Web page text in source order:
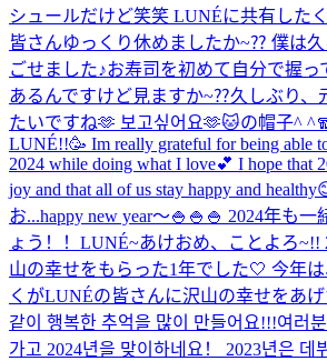
シュールだけど笑笑 LUNÉに共有した
皆さんゆっくり休めましたか~⁇ 僕は
ごせました♪お寿司を初めて自分で握
あるんですけど見ますか~⁇久しぶり、
たいですね🫶 보고싶어요🫶🐱の帽子^ ^
LUNÉ!!🥳 Im really grateful for being able
2024 while doing what I love💕 I hope that
joy and that all of us stay happy and
お...happy new year〜🍚🍚🍚 2024年も
ょう！！ LUNÉ~あけおめ、ことよろ~!!
山の幸せをもらった1年でした🤍 今年
くがLUNÉの皆さんに沢山の幸せをあ
같이 행복한 추억을 많이 만들어요!!!여러
가고 2024년을 맞이하네요！ 2023년은 데